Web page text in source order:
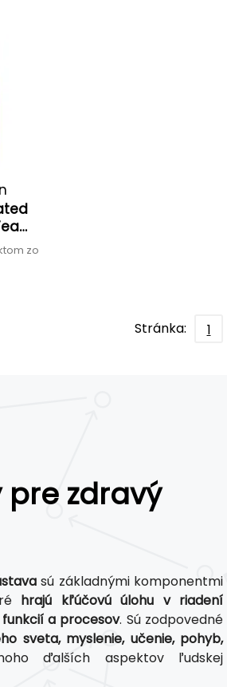
zo
Stránka: 1
pre zdravý
sú základnými komponentmi
hrajú kľúčovú úlohu v riadení
a procesov. Sú zodpovedné
sveta, myslenie, učenie, pohyb,
ďalších aspektov ľudskej